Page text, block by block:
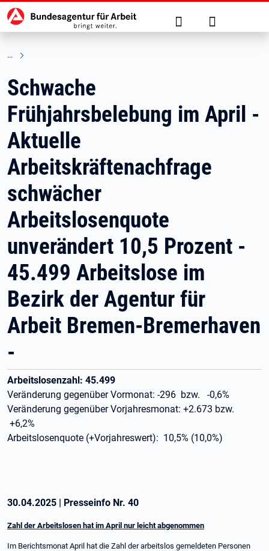
zu den Hauptinhalten springen
Hauptnavigation Suche Anmelden
Schwache
Frühjahrsbelebung im April -
Aktuelle
Arbeitskräftenachfrage
schwächer
Arbeitslosenquote
unverändert 10,5 Prozent -
45.499 Arbeitslose im
Bezirk der Agentur für
Arbeit Bremen-Bremerhaven
-
Arbeitslosenzahl: 45.499
Veränderung gegenüber Vormonat: -296 bzw. -0,6%
Veränderung gegenüber Vorjahresmonat: +2.673 bzw.
+6,2%
Arbeitslosenquote (+Vorjahreswert): 10,5% (10,0%)
30.04.2025 | Presseinfo Nr. 40
Zahl der Arbeitslosen hat im April nur leicht abgenommen
Im Berichtsmonat April hat die Zahl der arbeitslos gemeldeten Personen